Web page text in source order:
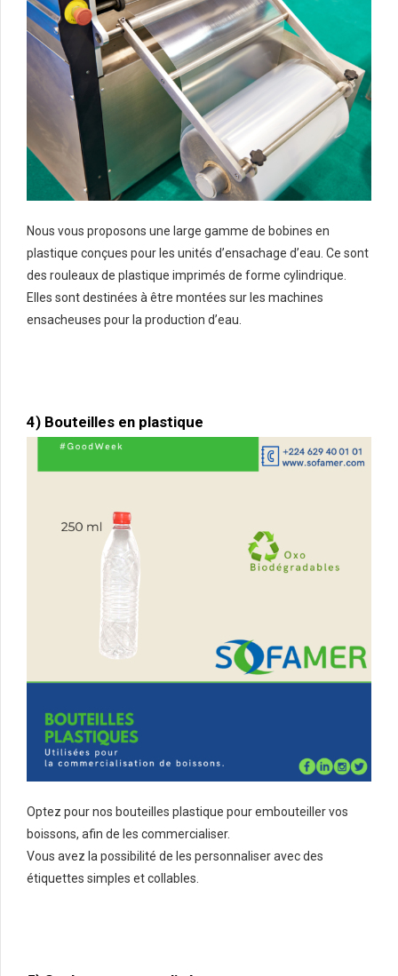
Nous vous proposons une large gamme de bobines en
plastique conçues pour les unités d’ensachage d’eau. Ce sont
des rouleaux de plastique imprimés de forme cylindrique.
Elles sont destinées à être montées sur les machines
ensacheuses pour la production d’eau.
4) Bouteilles en plastique
Optez pour nos bouteilles plastique pour embouteiller vos
boissons, afin de les commercialiser.
Vous avez la possibilité de les personnaliser avec des
étiquettes simples et collables.